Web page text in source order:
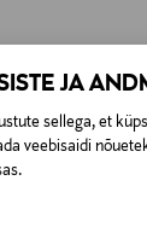
JA
sellega, et
veebisaidi
taganeda